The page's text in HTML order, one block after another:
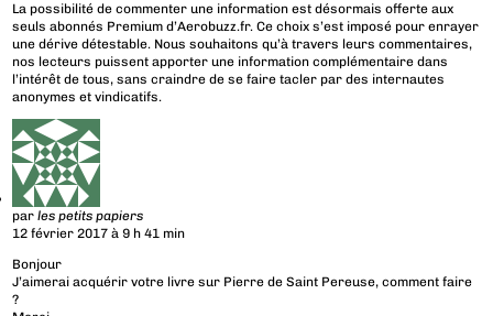
La possibilité de commenter une information est désormais offerte aux
seuls abonnés Premium d’Aerobuzz.fr. Ce choix s’est imposé pour enrayer
une dérive détestable. Nous souhaitons qu’à travers leurs commentaires,
nos lecteurs puissent apporter une information complémentaire dans
l’intérêt de tous, sans craindre de se faire tacler par des internautes
anonymes et vindicatifs.
parles petits papiers
12 février 2017 à 9 h 41 min
Bonjour
J’aimerai acquérir votre livre sur Pierre de Saint Pereuse, comment faire
?